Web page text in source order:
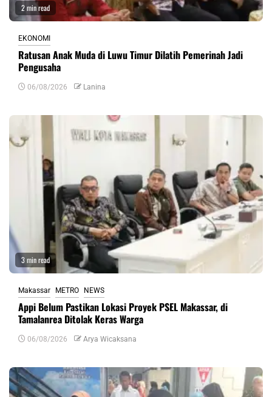
2 min read
EKONOMI
Ratusan Anak Muda di Luwu Timur Dilatih Pemerinah Jadi
Pengusaha
06/08/2026 Lanina
3 min read
Makassar METRO NEWS
Appi Belum Pastikan Lokasi Proyek PSEL Makassar, di
Tamalanrea Ditolak Keras Warga
06/08/2026 Arya Wicaksana